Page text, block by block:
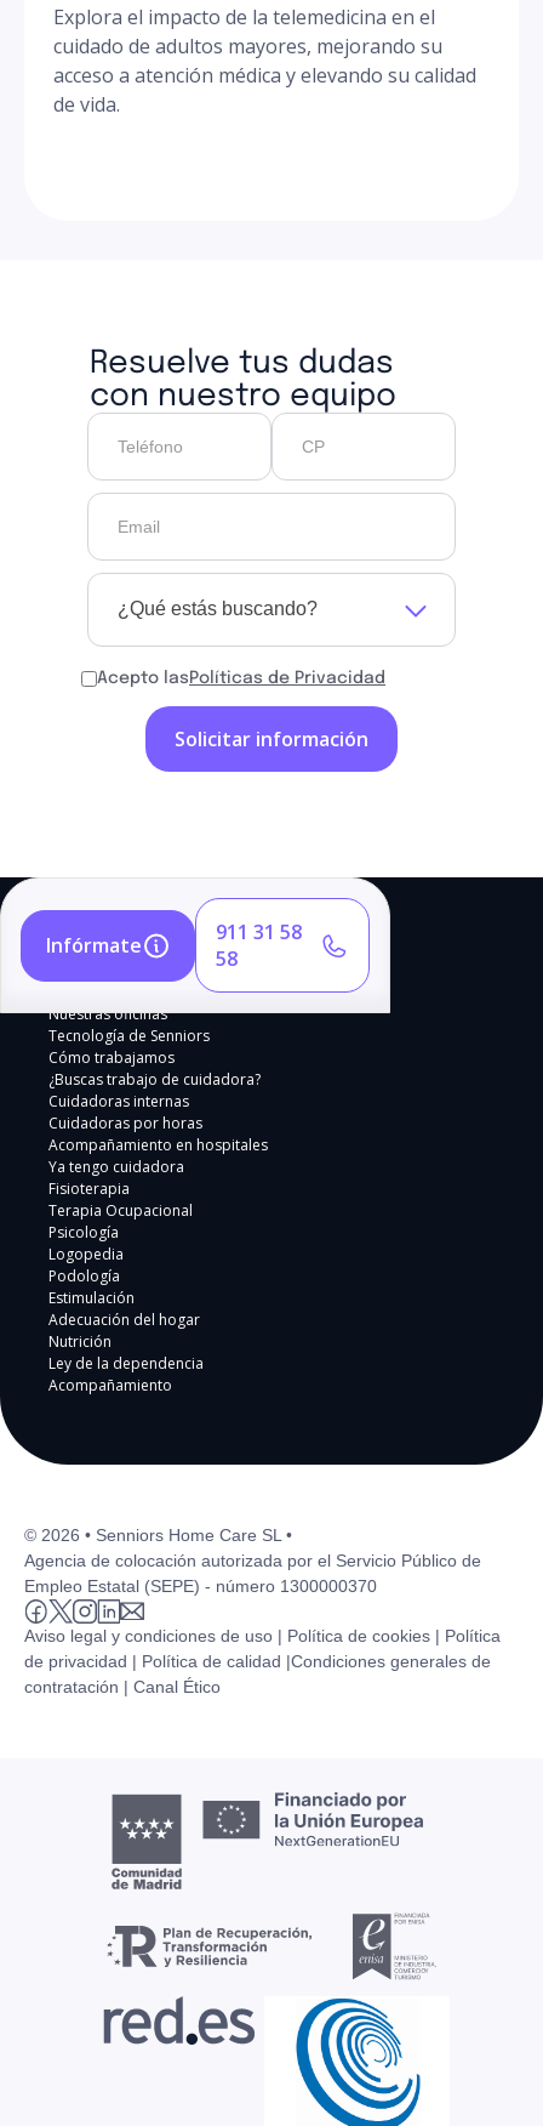
Explora el impacto de la telemedicina en el
cuidado de adultos mayores, mejorando su
acceso a atención médica y elevando su calidad
de vida.
Resuelve tus dudas
con nuestro equipo
¿Qué estás buscando?
Acepto las Políticas de Privacidad
Infórmate
911 31 58
58
Nuestras oficinas
Tecnología de Senniors
Cómo trabajamos
¿Buscas trabajo de cuidadora?
Cuidadoras internas
Cuidadoras por horas
Acompañamiento en hospitales
Ya tengo cuidadora
Fisioterapia
Terapia Ocupacional
Psicología
Logopedia
Podología
Estimulación
Adecuación del hogar
Nutrición
Ley de la dependencia
Acompañamiento
© 2026 • Senniors Home Care SL •
Agencia de colocación autorizada por el Servicio Público de
Empleo Estatal (SEPE) - número 1300000370
Aviso legal y condiciones de uso | Política de cookies | Política
de privacidad | Política de calidad |Condiciones generales de
contratación | Canal Ético